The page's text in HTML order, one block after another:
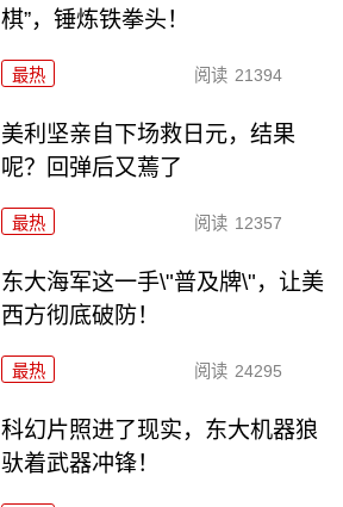
棋”，锤炼铁拳头！
最热 阅读 21394
美利坚亲自下场救日元，结果
呢？回弹后又蔫了
最热 阅读 12357
东大海军这一手\"普及牌\"，让美
西方彻底破防！
最热 阅读 24295
科幻片照进了现实，东大机器狼
驮着武器冲锋！